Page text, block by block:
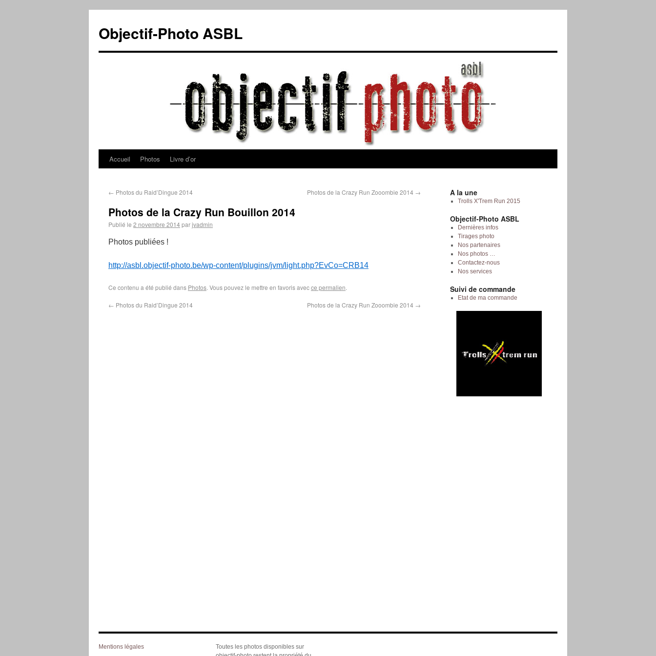
Objectif-Photo ASBL
Accueil Photos Livre d’or
← Photos du Raid’Dingue 2014 Photos de la Crazy Run Zooombie 2014 →
Photos de la Crazy Run Bouillon 2014
Publié le 2 novembre 2014parjvadmin
Photos publiées !
http://asbl.objectif-photo.be/wp-content/plugins/jvm/light.php?EvCo=CRB14
Ce contenu a été publié dans Photos. Vous pouvez le mettre en favoris avecce permalien.
← Photos du Raid’Dingue 2014 Photos de la Crazy Run Zooombie 2014 →
A la une
Trolls X'Trem Run 2015
Objectif-Photo ASBL
Dernières infos
Tirages photo
Nos partenaires
Nos photos …
Contactez-nous
Nos services
Suivi de commande
Etat de ma commande
Mentions légales
Toutes les photos disponibles sur